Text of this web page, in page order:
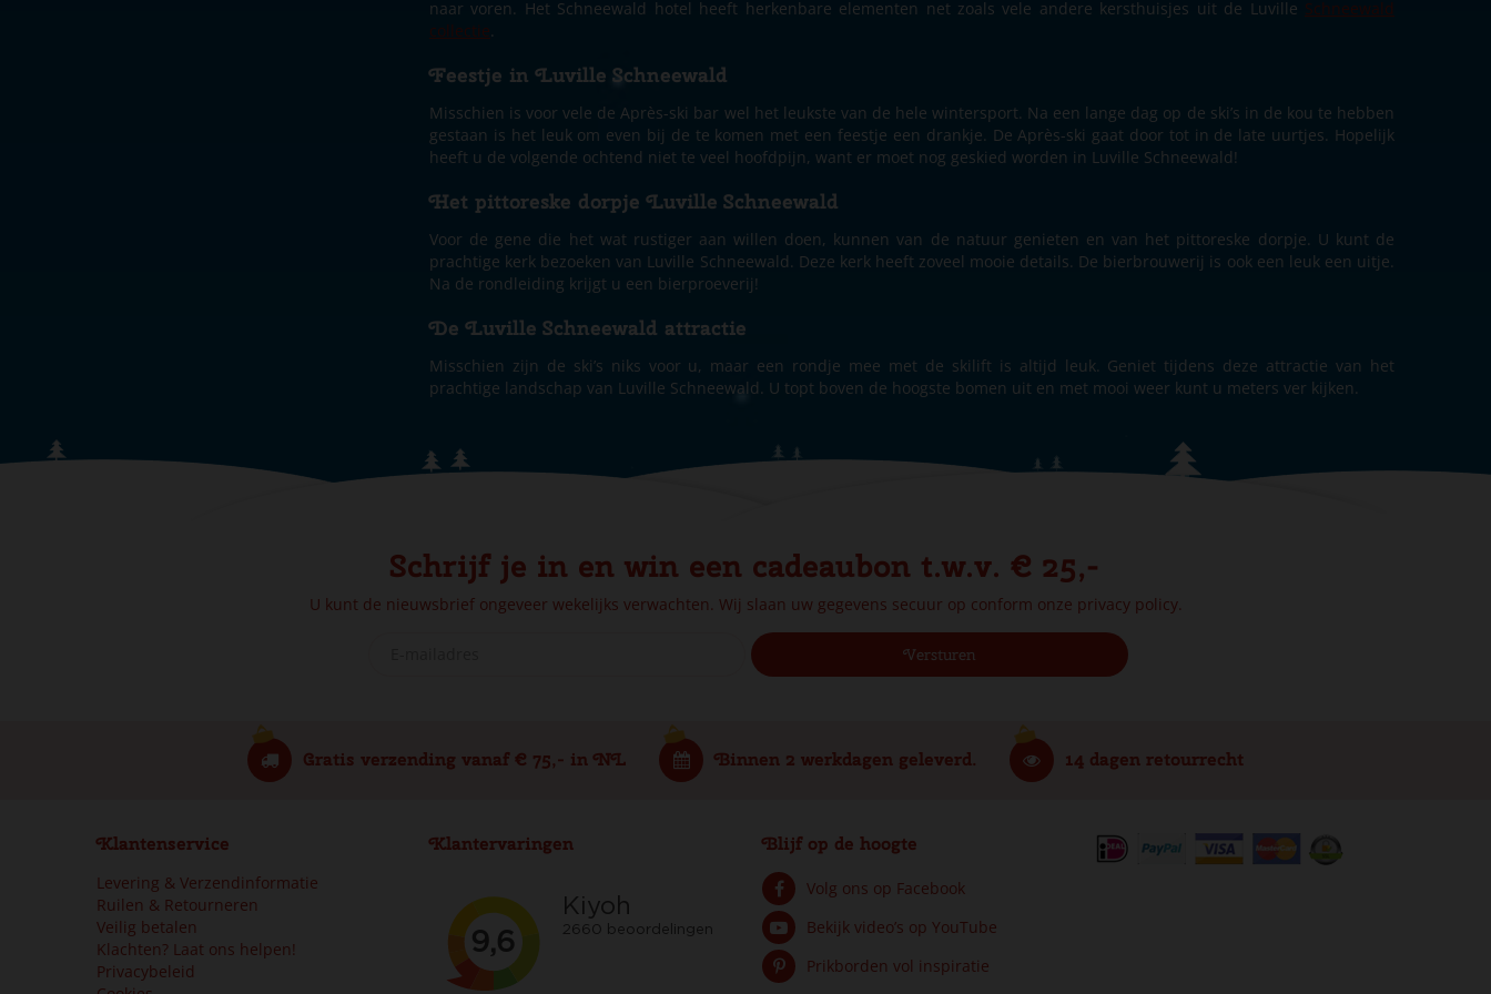
naar voren. Het Schneewald hotel heeft herkenbare elementen net zoals vele andere kersthuisjes uit de Luville Schneewald
collectie.
Feestje in Luville Schneewald
Misschien is voor vele de Après-ski bar wel het leukste van de hele wintersport. Na een lange dag op de ski’s in de kou te hebben
gestaan is het leuk om even bij de te komen met een feestje een drankje. De Après-ski gaat door tot in de late uurtjes. Hopelijk
heeft u de volgende ochtend niet te veel hoofdpijn, want er moet nog geskied worden in Luville Schneewald!
Het pittoreske dorpje Luville Schneewald
Voor de gene die het wat rustiger aan willen doen, kunnen van de natuur genieten en van het pittoreske dorpje. U kunt de
prachtige kerk bezoeken van Luville Schneewald. Deze kerk heeft zoveel mooie details. De bierbrouwerij is ook een leuk een uitje.
Na de rondleiding krijgt u een bierproeverij!
De Luville Schneewald attractie
Misschien zijn de ski’s niks voor u, maar een rondje mee met de skilift is altijd leuk. Geniet tijdens deze attractie van het
prachtige landschap van Luville Schneewald. U topt boven de hoogste bomen uit en met mooi weer kunt u meters ver kijken.
Schrijf je in en win een cadeaubon t.w.v. € 25,-
U kunt de nieuwsbrief ongeveer wekelijks verwachten. Wij slaan uw gegevens secuur op conform onze privacy policy.
Gratis verzending vanaf € 75,- in NL Binnen 2 werkdagen geleverd. 14 dagen retourrecht
Klantenservice
Levering & Verzendinformatie
Ruilen & Retourneren
Veilig betalen
Klachten? Laat ons helpen!
Privacybeleid
Klantervaringen Blijf op de hoogte
Volg ons op Facebook
Bekijk video’s op YouTube
Prikborden vol inspiratie